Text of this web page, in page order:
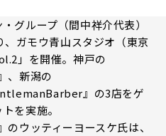
グループ（間中祥介代表）
、ガモウ青山スタジオ（東京
」を開催。神戸の
、新潟の
』の3店をゲ
を実施。
のウッティーヨースケ氏は、